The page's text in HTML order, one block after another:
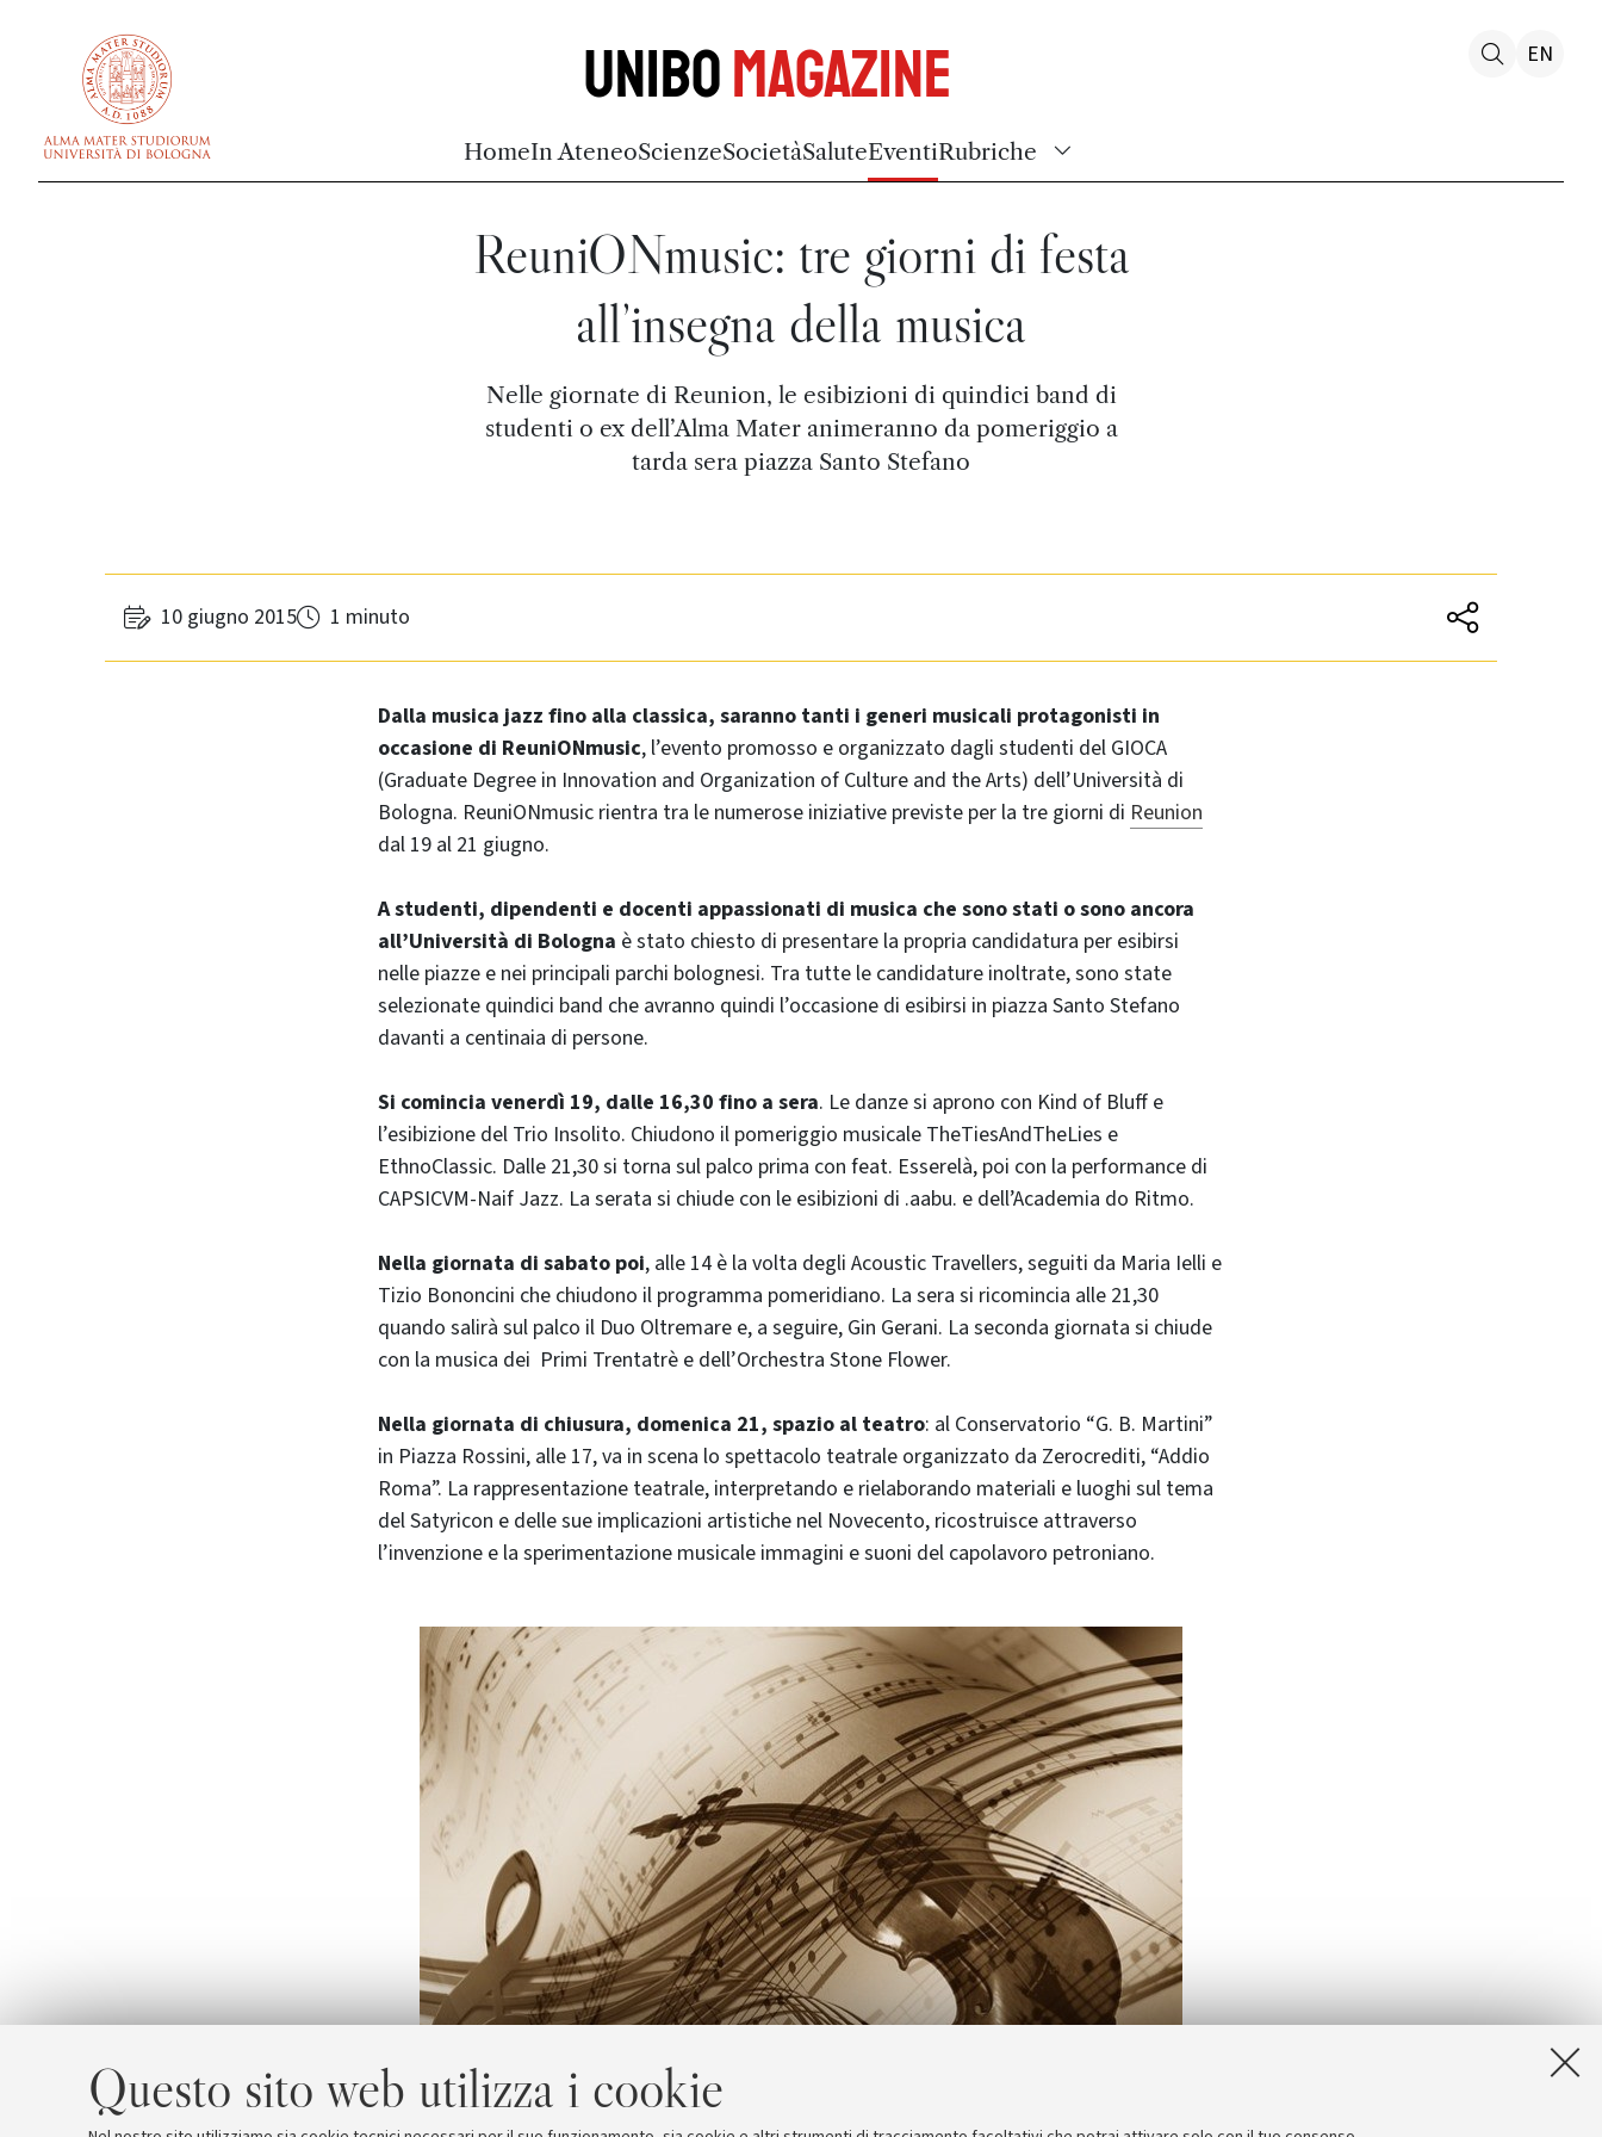
Questo sito web utilizza i cookie
UniboMagazine
HomeIn AteneoScienzeSocietàSaluteEventiRubriche
EN
ReuniONmusic: tre giorni di festa
all’insegna della musica
Nelle giornate di Reunion, le esibizioni di quindici band di
studenti o ex dell’Alma Mater animeranno da pomeriggio a
tarda sera piazza Santo Stefano
10 giugno 2015 1 minuto
Dalla musica jazz fino alla classica, saranno tanti i generi musicali protagonisti in
occasione di ReuniONmusic, l’evento promosso e organizzato dagli studenti del GIOCA
(Graduate Degree in Innovation and Organization of Culture and the Arts) dell’Università di
Bologna. ReuniONmusic rientra tra le numerose iniziative previste per la tre giorni di Reunion
dal 19 al 21 giugno.
A studenti, dipendenti e docenti appassionati di musica che sono stati o sono ancora
all’Università di Bologna è stato chiesto di presentare la propria candidatura per esibirsi
nelle piazze e nei principali parchi bolognesi. Tra tutte le candidature inoltrate, sono state
selezionate quindici band che avranno quindi l’occasione di esibirsi in piazza Santo Stefano
davanti a centinaia di persone.
Si comincia venerdì 19, dalle 16,30 fino a sera. Le danze si aprono con Kind of Bluff e
l’esibizione del Trio Insolito. Chiudono il pomeriggio musicale TheTiesAndTheLies e
EthnoClassic. Dalle 21,30 si torna sul palco prima con feat. Esserelà, poi con la performance di
CAPSICVM-Naif Jazz. La serata si chiude con le esibizioni di .aabu. e dell’Academia do Ritmo.
Nella giornata di sabato poi, alle 14 è la volta degli Acoustic Travellers, seguiti da Maria Ielli e
Tizio Bononcini che chiudono il programma pomeridiano. La sera si ricomincia alle 21,30
quando salirà sul palco il Duo Oltremare e, a seguire, Gin Gerani. La seconda giornata si chiude
con la musica dei Primi Trentatrè e dell’Orchestra Stone Flower.
Nella giornata di chiusura, domenica 21, spazio al teatro: al Conservatorio “G. B. Martini”
in Piazza Rossini, alle 17, va in scena lo spettacolo teatrale organizzato da Zerocrediti, “Addio
Roma”. La rappresentazione teatrale, interpretando e rielaborando materiali e luoghi sul tema
del Satyricon e delle sue implicazioni artistiche nel Novecento, ricostruisce attraverso
l’invenzione e la sperimentazione musicale immagini e suoni del capolavoro petroniano.